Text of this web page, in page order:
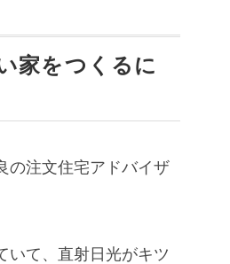
家をつくるに
の注文住宅アドバイザ
いて、直射日光がキツ